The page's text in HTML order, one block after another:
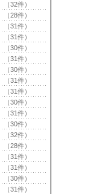
（32件）
（28件）
（31件）
（31件）
（30件）
（31件）
（30件）
（31件）
（31件）
（30件）
（31件）
（30件）
（32件）
（28件）
（31件）
（31件）
（30件）
（31件）